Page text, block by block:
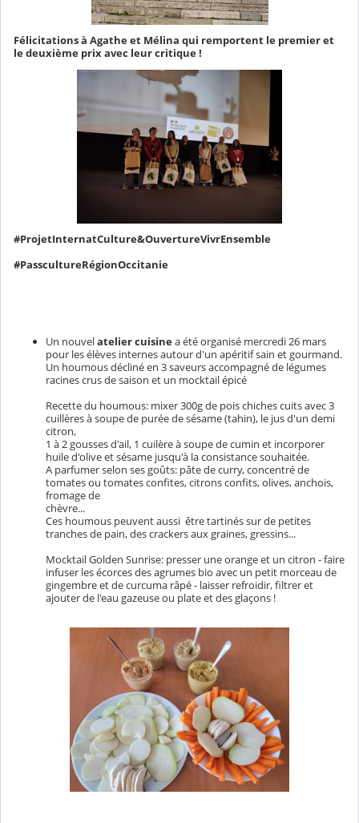
Félicitations à Agathe et Mélina qui remportent le premier et
le deuxième prix avec leur critique !
#ProjetInternatCulture&OuvertureVivrEnsemble
#PasscultureRégionOccitanie
Un nouvelatelier cuisinea été organisé mercredi 26 mars
pour les élèves internes autour d'un apéritif sain et gourmand.
Un houmous décliné en 3 saveurs accompagné de légumes
racines crus de saison et un mocktail épicé
Recette du houmous: mixer 300g de pois chiches cuits avec 3
cuillères à soupe de purée de sésame (tahin), le jus d'un demi
citron,
1 à 2 gousses d'ail, 1 cuilère à soupe de cumin et incorporer
huile d'olive et sésame jusqu'à la consistance souhaitée.
A parfumer selon ses goûts: pâte de curry, concentré de
tomates ou tomates confites, citrons confits, olives, anchois,
fromage de
chèvre...
Ces houmous peuvent aussi être tartinés sur de petites
tranches de pain, des crackers aux graines, gressins...
Mocktail Golden Sunrise: presser une orange et un citron - faire
infuser les écorces des agrumes bio avec un petit morceau de
gingembre et de curcuma râpé - laisser refroidir, filtrer et
ajouter de l'eau gazeuse ou plate et des glaçons !